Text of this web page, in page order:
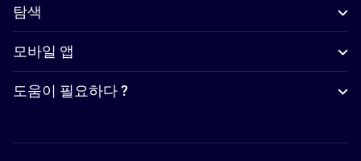
탐색
모바일 앱
도움이 필요하다 ?